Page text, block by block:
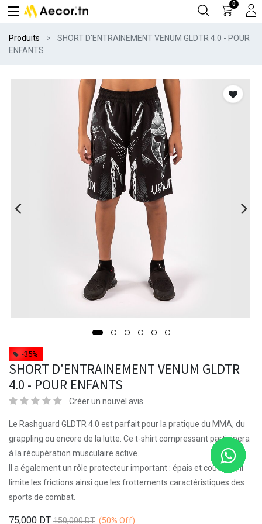
0
Produits
SHORT D'ENTRAINEMENT VENUM GLDTR 4.0 - POUR
ENFANTS
-35%
SHORT D'ENTRAINEMENT VENUM GLDTR
4.0 - POUR ENFANTS
Créer un nouvel avis
Le Rashguard GLDTR 4.0 est parfait pour la pratique du MMA, du
grappling ou encore de la lutte. Ce t-shirt compressant participera
à la récupération musculaire active.
Il a également un rôle protecteur important : épais et couvrant, il
limite les frictions ainsi que les frottements caractéristiques des
sports de combat.
75,000 DT 150,000DT (50% Off)